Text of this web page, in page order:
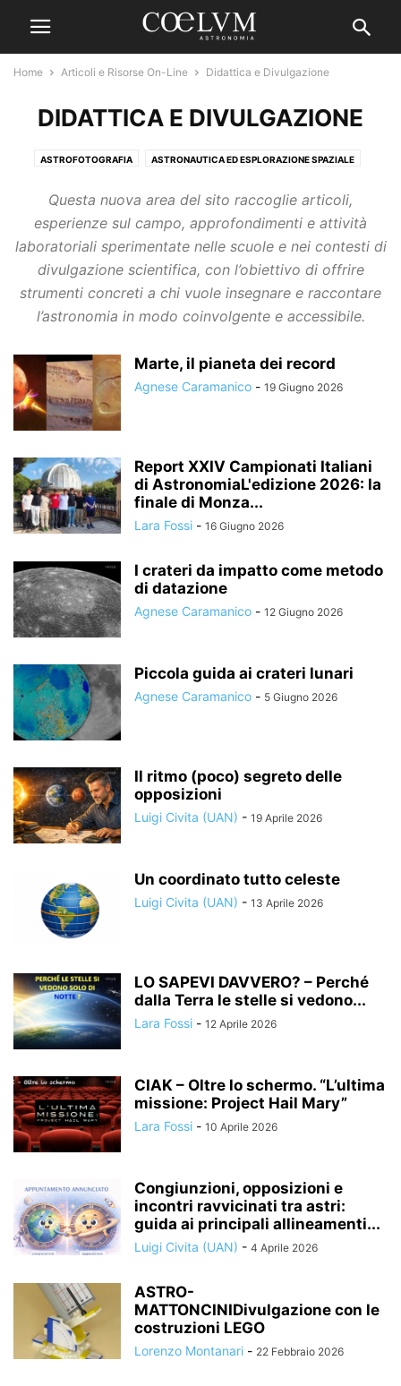
Home Articoli e Risorse On-Line Didattica e Divulgazione
DIDATTICA E DIVULGAZIONE
ASTROFOTOGRAFIA ASTRONAUTICA ED ESPLORAZIONE SPAZIALE
ASTRONOMY AND ASTROPHYSICS BY GIOVANNI ANSELMI
ASTROTECNICA E OSSERVAZIONE BIBLIOTECA DIGITALE
CITIZEN SCIENCE DIDATTICA E DIVULGAZIONE
EFFEMERIDI ED EVENTI ASTRONOMICI FATTI, OPINIONI E CURIOSITÀ
INCONTRI E MANIFESTAZIONI LE VIGNETTE DI PIO & BUBBLE BOY
LIBRI E RECENSIONI NARRATIVA NON SI ESCE VIVI DAGLI ANNI '80
RACCONTI DI VIAGGI RISORSE E FILES SETI SISTEMA SOLARE
SOFTWARE E APP STORIA DELL'ASTRONOMIA
Questa nuova area del sito raccoglie articoli,
esperienze sul campo, approfondimenti e attività
laboratoriali sperimentate nelle scuole e nei contesti di
divulgazione scientifica, con l’obiettivo di offrire
strumenti concreti a chi vuole insegnare e raccontare
l’astronomia in modo coinvolgente e accessibile.
Marte, il pianeta dei record
Agnese Caramanico - 19 Giugno 2026
Report XXIV Campionati Italiani
di AstronomiaL'edizione 2026: la
finale di Monza...
Lara Fossi - 16 Giugno 2026
I crateri da impatto come metodo
di datazione
Agnese Caramanico - 12 Giugno 2026
Piccola guida ai crateri lunari
Agnese Caramanico - 5 Giugno 2026
Il ritmo (poco) segreto delle
opposizioni
Luigi Civita (UAN) - 19 Aprile 2026
Un coordinato tutto celeste
Luigi Civita (UAN) - 13 Aprile 2026
LO SAPEVI DAVVERO? – Perché
dalla Terra le stelle si vedono...
Lara Fossi - 12 Aprile 2026
CIAK – Oltre lo schermo. “L’ultima
missione: Project Hail Mary”
Lara Fossi - 10 Aprile 2026
Congiunzioni, opposizioni e
incontri ravvicinati tra astri:
guida ai principali allineamenti...
Luigi Civita (UAN) - 4 Aprile 2026
ASTRO-
MATTONCINIDivulgazione con le
costruzioni LEGO
Lorenzo Montanari - 22 Febbraio 2026